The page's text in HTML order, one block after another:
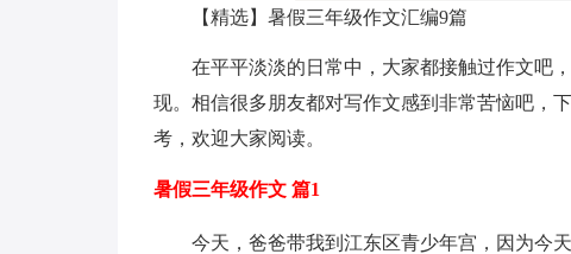
【精选】暑假三年级作文汇编9篇
在平平淡淡的日常中，大家都接触过作文吧
现。相信很多朋友都对写作文感到非常苦恼吧，
考，欢迎大家阅读。
暑假三年级作文 篇1
今天，爸爸带我到江东区青少年宫，因为今